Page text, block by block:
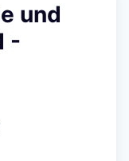
und
-